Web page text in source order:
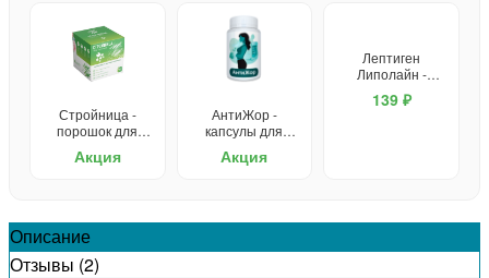
Стройница -
порошок для
Акция
АнтиЖор -
капсулы для
Акция
Лептиген
Липолайн -
капсулы для
похудения
139 ₽
Описание
Отзывы (2)